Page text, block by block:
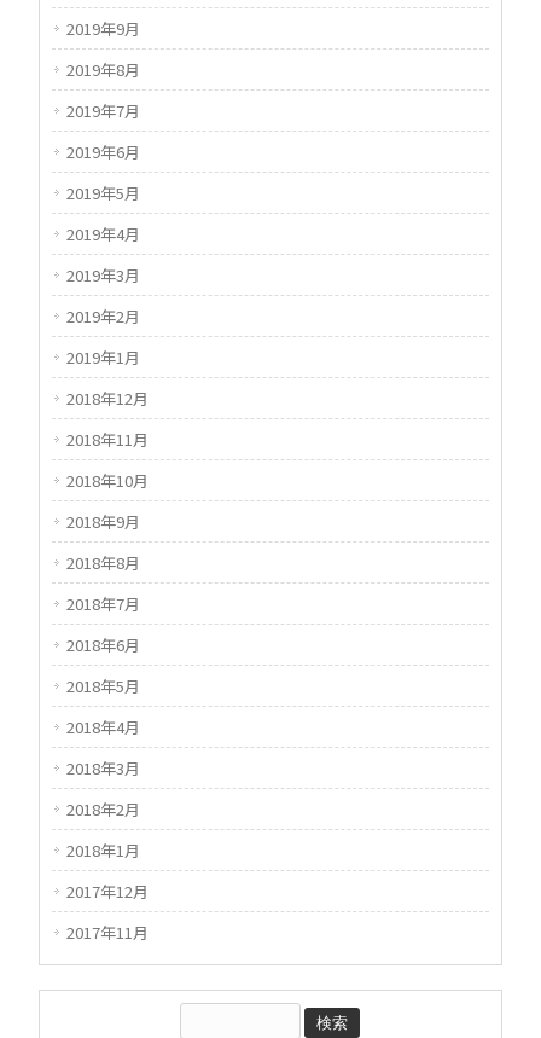
2019年9月
2019年8月
2019年7月
2019年6月
2019年5月
2019年4月
2019年3月
2019年2月
2019年1月
2018年12月
2018年11月
2018年10月
2018年9月
2018年8月
2018年7月
2018年6月
2018年5月
2018年4月
2018年3月
2018年2月
2018年1月
2017年12月
2017年11月